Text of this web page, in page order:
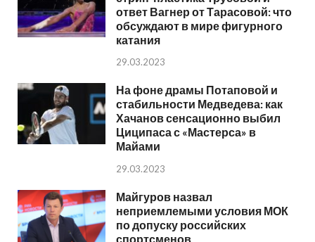
ответ Вагнер от Тарасовой: что
обсуждают в мире фигурного
катания
29.03.2023
На фоне драмы Потаповой и
стабильности Медведева: как
Хачанов сенсационно выбил
Циципаса с «Мастерса» в
Майами
29.03.2023
Майгуров назвал
неприемлемыми условия МОК
по допуску российских
спортсменов